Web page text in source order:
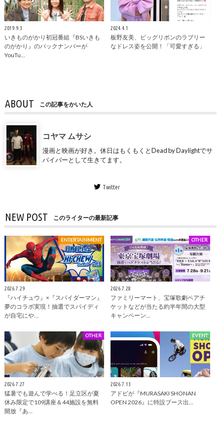
2019.9.3
いきものがかり初冠番組『BSいきも
のがかり』のバックナンバーが
YouTu…
2024.4.1
板野友美、ビッグリボンのラブリー
なドレス姿を公開！「可愛すぎる」
ABOUT この記事をかいた人
コヤマ ムサシ
漫画と映画が好き。休日はもくもくとDead by Daylightでサ
バイバーとして生きてます。
Twitter
NEW POST このライターの最新記事
ENTERTAINMENT
2026.7.29
『ハイチュウ』×『スパイダーマン』
夢のコラボ実現！抽選でスパイディ
が自宅にや…
OTHER
2026.7.28
ファミリーマート、宝塚歌劇ペアチ
ケットなどが当たる約半年間の大型
キャンペーン…
OTHER
2026.7.27
猛暑でも遊んで学べる！足立区が夏
休み限定で109講座＆44施設を無料
開放『あ…
EVENT
2026.7.13
アドビが『MURASAKI SHONAN
OPEN 2026』に特設ブース出…